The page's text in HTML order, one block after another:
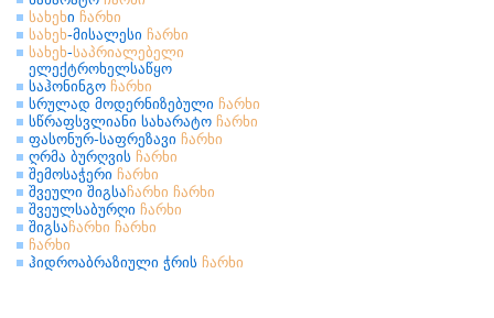
სახეხი ჩარხი
სახეხ-მისალესი ჩარხი
სახეხ-საპრიალებელი
ელექტროხელსაწყო
საჰონინგო ჩარხი
სრულად მოდერნიზებული ჩარხი
სწრაფსვლიანი სახარატო ჩარხი
ფასონურ-საფრეზავი ჩარხი
ღრმა ბურღვის ჩარხი
შემოსაჭერი ჩარხი
შვეული შიგსა ჩარხი ჩარხი
შვეულსაბურღი ჩარხი
შიგსა ჩარხი ჩარხი
ჩარხი
ჰიდროაბრაზიული ჭრის ჩარხი